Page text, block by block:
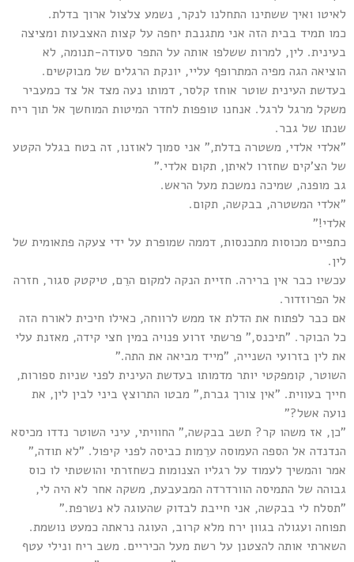
לאיטו ואיך ששתינו התחלנו לנקר, נשמע צלצול ארוך בדלת.
כמו תמיד בבית הזה אני מתגנבת יחפה על קצות האצבעות ומציצה
בעינית. לין, למרות ששלפו אותה על התפר סעודה-תנומה, לא
הוציאה הגה מפיה המתרופף עליי, יונקת הרגלים של מבוקשים.
בעדשת העינית שוטר אוחז קלסר, דמותו נעה מצד אל צד כמעביר
משקל מרגל לרגל. אנחנו טופפות לחדר המיטות המוחשך אל תוך ריח
שנתו של גבר.
"אלדי אלדי, משטרה בדלת," אני סמוך לאוזנו, זה בטח בגלל הקטע
של הצ'קים שחזרו לאיתן, תקום אלדי."
גב מופנה, שמיכה נמשכת מעל הראש.
"אלדי המשטרה, בבקשה, תקום.
אלדי!"
כתפיים מכוסות מתכנסות, דממה שמופרת על ידי צעקה פתאומית של
לין.
עכשיו כבר אין ברירה. חזיית הנקה למקום הרֵם, טיקטק סגור, חזרה
אל הפרוזדור.
אם כבר לפתוח את הדלת אז ממש לרווחה, כאילו חיכית לאורח הזה
כל הבוקר. "תיכנס," פרשתי זרוע פנויה במין חצי קידה, מאזנת עלי
את לין בזרועי השנייה, "מייד מביאה את התה."
השוטר, קומפקטי יותר מדמותו בעדשת העינית לפני שניות ספורות,
חייך בעווית. "אין צורך גברת," מבטו התרוצץ ביני לבין לין, את
נועה אשל?"
"כן, אז משהו קר? תשב בבקשה," החוויתי, עיני השוטר נדדו מכיסא
הנדנדה אל הספה העמוסה ערֵמות כביסה לפני קיפול. "לא תודה,"
אמר והמשיך לעמוד על רגליו הצנומות כשחזרתי והושטתי לו כוס
גבוהה של התמיסה הוורדרדה המבעבעת, משקה אחר לא היה לי,
"תסלח לי בבקשה, אני חייבת לבדוק שהעוגה לא נשרפת."
תפוחה ועגולה בגוון ירח מלא קרוב, העוגה נראתה כמעט נושמת.
השארתי אותה להצטנן על רשת מעל הכיריים. משב ריח ונילי עטף